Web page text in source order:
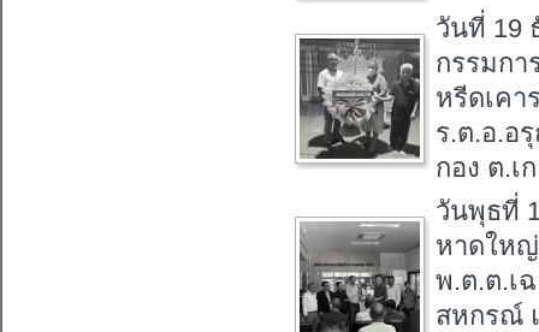
วันที่ 19
กรรมกา
หรีดเค
ร.ต.อ.อ
กอง ต.เ
วันพุธที่
หาดใหญ่
พ.ต.ต.เ
สหกรณ์